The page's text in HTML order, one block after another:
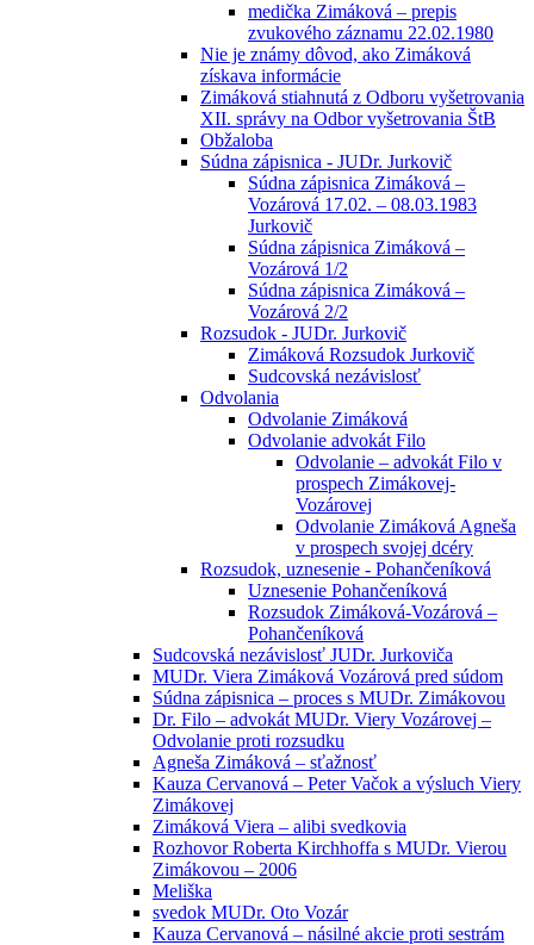
medička Zimáková – prepis
zvukového záznamu 22.02.1980
Nie je známy dôvod, ako Zimáková
získava informácie
Zimáková stiahnutá z Odboru vyšetrovania
XII. správy na Odbor vyšetrovania ŠtB
Obžaloba
Súdna zápisnica - JUDr. Jurkovič
Súdna zápisnica Zimáková –
Vozárová 17.02. – 08.03.1983
Jurkovič
Súdna zápisnica Zimáková –
Vozárová 1/2
Súdna zápisnica Zimáková –
Vozárová 2/2
Rozsudok - JUDr. Jurkovič
Zimáková Rozsudok Jurkovič
Sudcovská nezávislosť
Odvolania
Odvolanie Zimáková
Odvolanie advokát Filo
Odvolanie – advokát Filo v
prospech Zimákovej-
Vozárovej
Odvolanie Zimáková Agneša
v prospech svojej dcéry
Rozsudok, uznesenie - Pohančeníková
Uznesenie Pohančeníková
Rozsudok Zimáková-Vozárová –
Pohančeníková
Sudcovská nezávislosť JUDr. Jurkoviča
MUDr. Viera Zimáková Vozárová pred súdom
Súdna zápisnica – proces s MUDr. Zimákovou
Dr. Filo – advokát MUDr. Viery Vozárovej –
Odvolanie proti rozsudku
Agneša Zimáková – sťažnosť
Kauza Cervanová – Peter Vačok a výsluch Viery
Zimákovej
Zimáková Viera – alibi svedkovia
Rozhovor Roberta Kirchhoffa s MUDr. Vierou
Zimákovou – 2006
Meliška
svedok MUDr. Oto Vozár
Kauza Cervanová – násilné akcie proti sestrám